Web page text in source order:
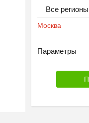
Все регионы
Москва
Параметры